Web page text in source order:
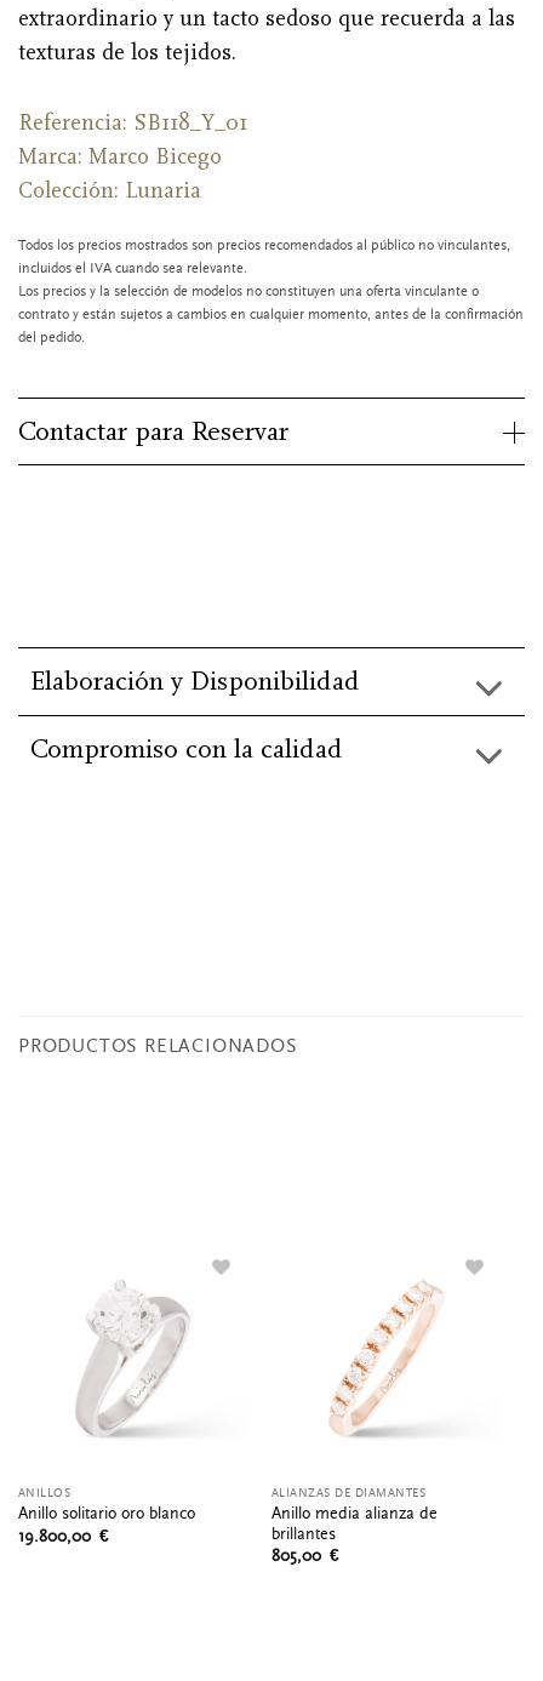
extraordinario y un tacto sedoso que recuerda a las
texturas de los tejidos.
Referencia: SB118_Y_01
Marca: Marco Bicego
Colección: Lunaria
Todos los precios mostrados son precios recomendados al público no vinculantes,
incluidos el IVA cuando sea relevante.
Los precios y la selección de modelos no constituyen una oferta vinculante o
contrato y están sujetos a cambios en cualquier momento, antes de la confirmación
del pedido.
Contactar para Reservar
Elaboración y Disponibilidad
Compromiso con la calidad
PRODUCTOS RELACIONADOS
ANILLOS
Anillo solitario oro blanco
19.800,00 €
ALIANZAS DE DIAMANTES
Anillo media alianza de
brillantes
805,00 €